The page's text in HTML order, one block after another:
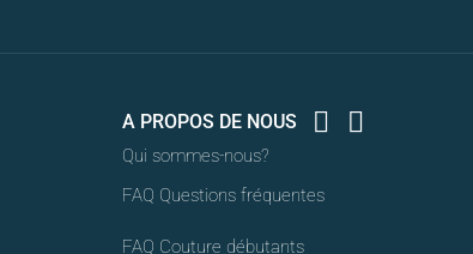
A PROPOS DE NOUS  
Qui sommes-nous?
FAQ Questions fréquentes
FAQ Couture débutants